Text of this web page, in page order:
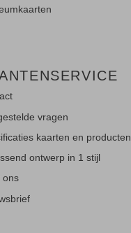
vragen
kaarten en producten
ontwerp in 1 stijl
ons